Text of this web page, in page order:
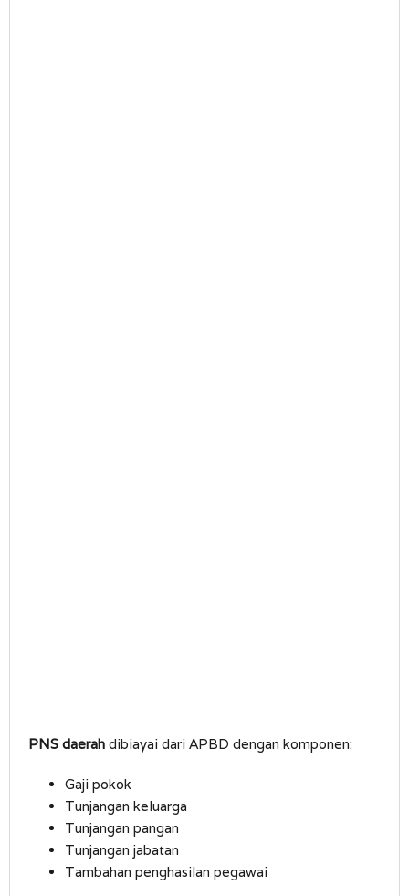
PNS daerah dibiayai dari APBD dengan komponen:
Gaji pokok
Tunjangan keluarga
Tunjangan pangan
Tunjangan jabatan
Tambahan penghasilan pegawai